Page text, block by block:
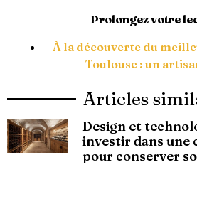
Articles
Design et
investir dans une
pour conserver
Prolongez votre
À la découverte du
Toulouse : un